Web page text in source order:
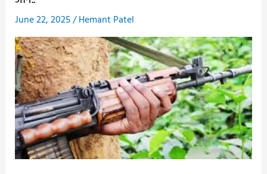
भी
नक्सलियों
को
नहीं
मिलेगा
आराम,
केंद्रीय
गृह
मंत्री
June 22, 2025/Hemant Patel